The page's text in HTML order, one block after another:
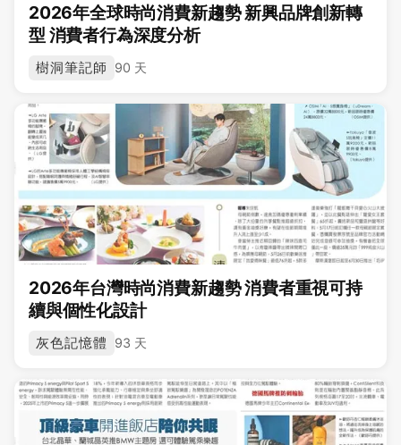
2026年全球時尚消費新趨勢 新興品牌創新轉
型 消費者行為深度分析
樹洞筆記師 90 天
2026年台灣時尚消費新趨勢 消費者重視可持
續與個性化設計
灰色記憶體 93 天